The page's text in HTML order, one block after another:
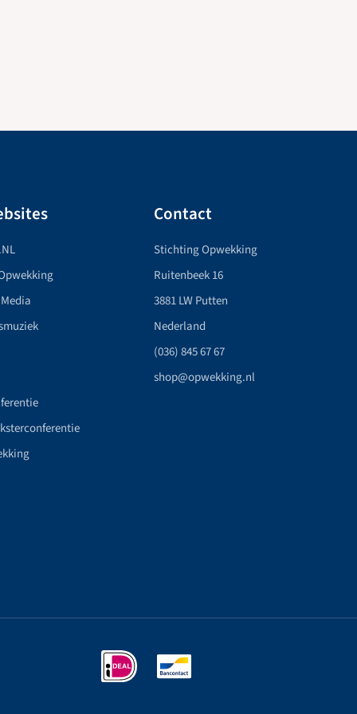
Contact
Stichting Opwekking
Ruitenbeek 16
3881 LW Putten
Nederland
(036) 845 67 67
shop@opwekking.nl